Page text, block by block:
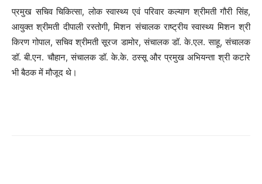
प्रमुख सचिव चिकित्सा, लोक स्वास्थ्य एवं परिवार कल्याण श्रीमती गौरी सिंह,
आयुक्त श्रीमती दीपाली रस्तोगी, मिशन संचालक राष्ट्रीय स्वास्थ्य मिशन श्री
किरण गोपाल, सचिव श्रीमती सूरज डामोर, संचालक डॉ. के.एल. साहू, संचालक
डॉ. बी.एन. चौहान, संचालक डॉ. के.के. ठस्सू और प्रमुख अभियन्ता श्री कटारे
भी बैठक में मौजूद थे।